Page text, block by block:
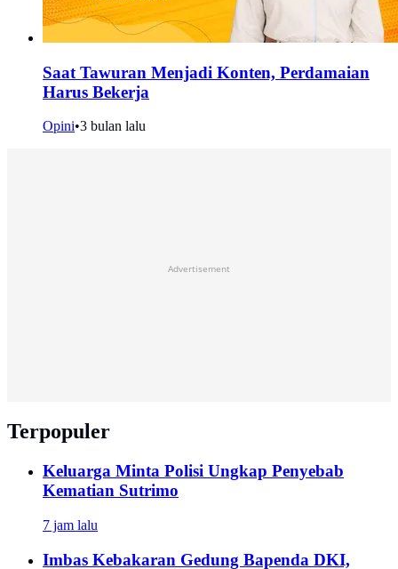
Saat Tawuran Menjadi Konten, Perdamaian
Harus Bekerja
Opini•3 bulan lalu
Advertisement
Terpopuler
Keluarga Minta Polisi Ungkap Penyebab
Kematian Sutrimo
7 jam lalu
Imbas Kebakaran Gedung Bapenda DKI,